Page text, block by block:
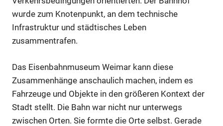
wurde zum Knotenpunkt, an dem technische
Infrastruktur und städtisches Leben
zusammentrafen.
Das Eisenbahnmuseum Weimar kann diese
Zusammenhänge anschaulich machen, indem es
Fahrzeuge und Objekte in den größeren Kontext der
Stadt stellt. Die Bahn war nicht nur unterwegs
zwischen Orten. Sie formte die Orte selbst. Gerade